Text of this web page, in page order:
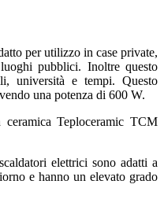
per utilizzo in case private,
pubblici. Inoltre questo
università e tempi. Questo
una potenza di 600 W.
Teploceramic TCM
elettrici sono adatti a
e hanno un elevato grado